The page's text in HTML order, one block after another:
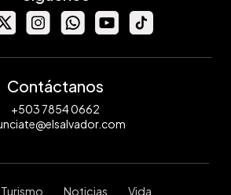
Contáctanos
+503 7854 0662
Turismo Noticias Vida